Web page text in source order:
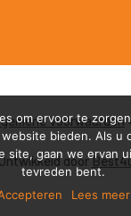
Voorwaarden
door
om ervoor te
bieden. Als u
site, gaan we ervan
tevreden bent.
Lees meer